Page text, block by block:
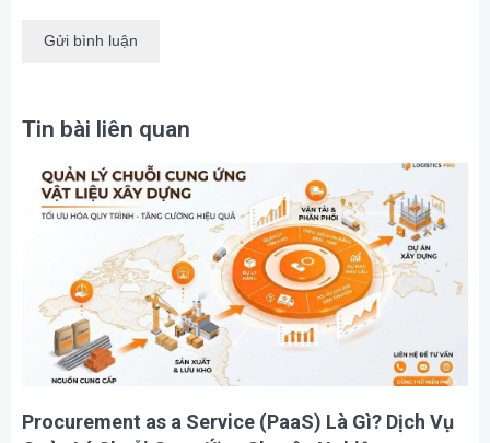
Tin bài liên quan
Procurement as a Service (PaaS) Là Gì? Dịch Vụ